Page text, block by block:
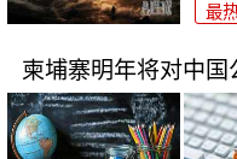
最
柬埔寨明年将对中